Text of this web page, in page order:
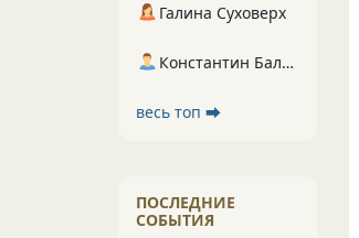
Галина Суховерх
Константин Балухта
весь топ ⮕
ПОСЛЕДНИЕ
СОБЫТИЯ